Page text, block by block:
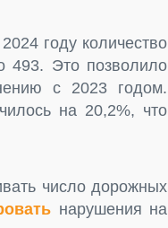
году количество
493. Это позволило
с 2023 годом.
на 20,2%, что
число дорожных
нарушения на